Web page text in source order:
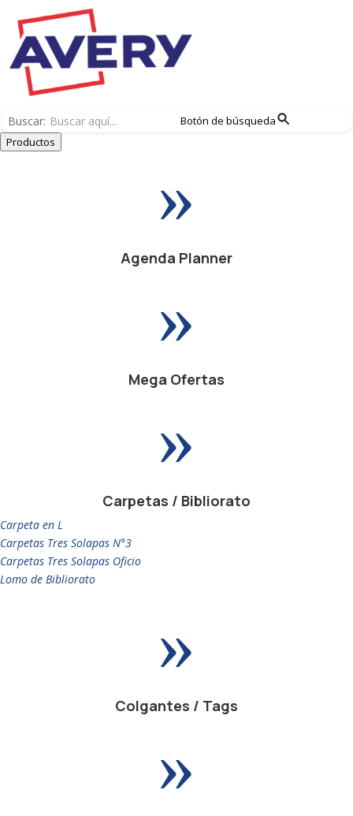
Buscar:
Botón de búsqueda
Productos
»
Agenda Planner
»
Mega Ofertas
»
Carpetas / Bibliorato
Carpeta en L
Carpetas Tres Solapas N°3
Carpetas Tres Solapas Oficio
Lomo de Bibliorato
»
Colgantes / Tags
»